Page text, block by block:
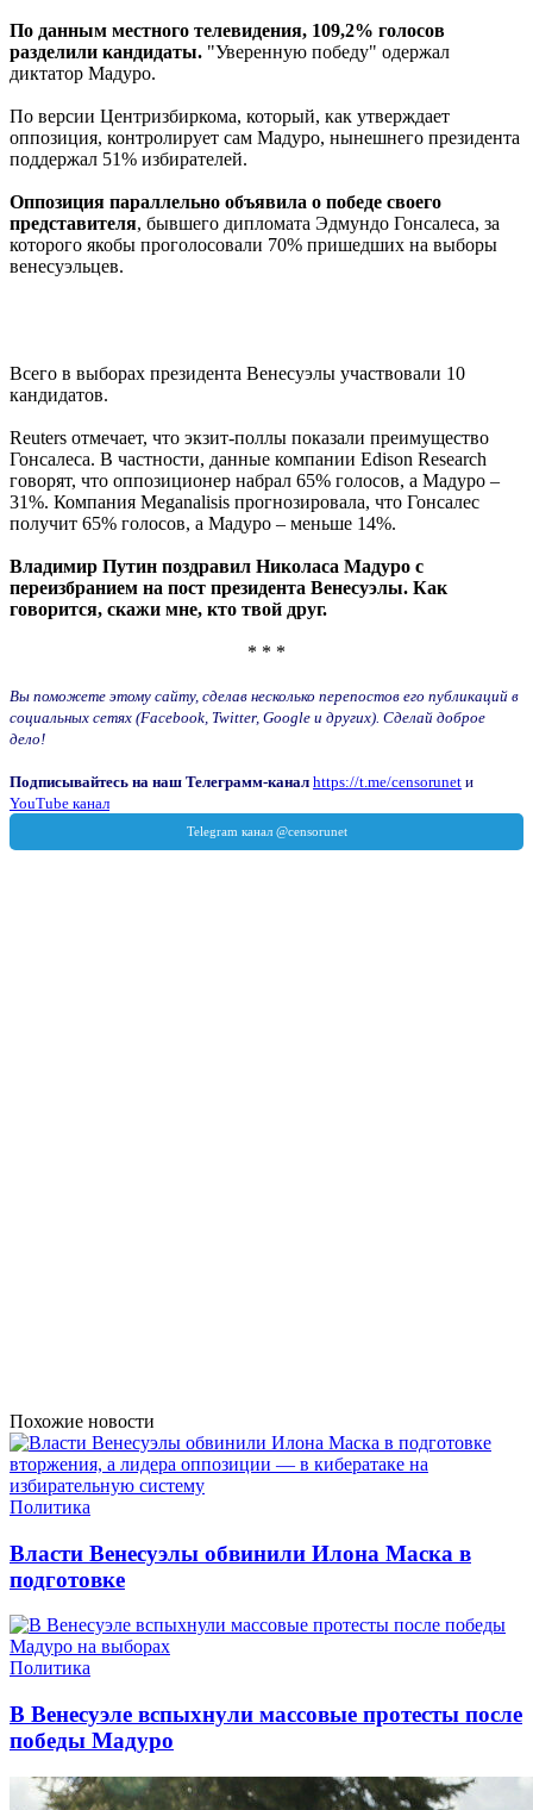
По данным местного телевидения, 109,2% голосов
разделили кандидаты. "Уверенную победу" одержал
диктатор Мадуро.
По версии Центризбиркома, который, как утверждает
оппозиция, контролирует сам Мадуро, нынешнего президента
поддержал 51% избирателей.
Оппозиция параллельно объявила о победе своего
представителя, бывшего дипломата Эдмундо Гонсалеса, за
которого якобы проголосовали 70% пришедших на выборы
венесуэльцев.
Всего в выборах президента Венесуэлы участвовали 10
кандидатов.
Reuters отмечает, что экзит-поллы показали преимущество
Гонсалеса. В частности, данные компании Edison Research
говорят, что оппозиционер набрал 65% голосов, а Мадуро –
31%. Компания Meganalisis прогнозировала, что Гонсалес
получит 65% голосов, а Мадуро – меньше 14%.
Владимир Путин поздравил Николаса Мадуро с
переизбранием на пост президента Венесуэлы. Как
говорится, скажи мне, кто твой друг.
* * *
Вы поможете этому сайту, сделав несколько перепостов его публикаций в
социальных сетях (Facebook, Twitter, Google и других). Сделай доброе
дело!
Подписывайтесь на наш Телеграмм-канал https://t.me/censorunet и
YouTube канал
Похожие новости
Политика
Власти Венесуэлы обвинили Илона Маска в
подготовке
Политика
В Венесуэле вспыхнули массовые протесты после
победы Мадуро